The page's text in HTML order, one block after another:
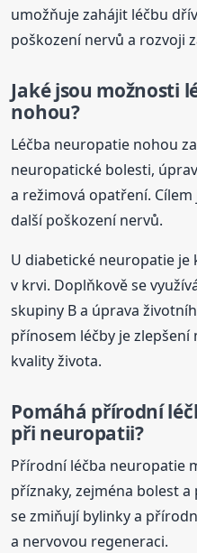
umožňuje zahájit léčbu
poškození nervů a rozvoji
Jaké jsou možnosti
nohou?
Léčba neuropatie nohou
neuropatické bolesti,
a režimová opatření.
další poškození nervů.
U diabetické neuropatie
v krvi. Doplňkově se
skupiny B a úprava
přínosem léčby je
kvality života.
Pomáhá přírodní
při neuropatii?
Přírodní léčba neuropatie
příznaky, zejména bolest
se zmiňují bylinky a
a nervovou regeneraci.